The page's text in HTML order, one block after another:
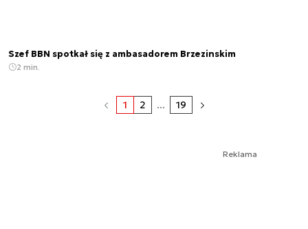
Szef BBN spotkał się z ambasadorem Brzezinskim
2 min.
1 2 ... 19
Reklama